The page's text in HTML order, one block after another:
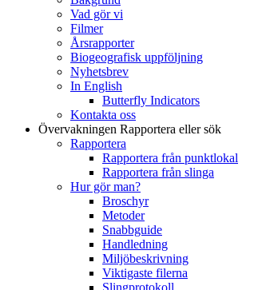
Vad gör vi
Filmer
Årsrapporter
Biogeografisk uppföljning
Nyhetsbrev
In English
Butterfly Indicators
Kontakta oss
Övervakningen Rapportera eller sök
Rapportera
Rapportera från punktlokal
Rapportera från slinga
Hur gör man?
Broschyr
Metoder
Snabbguide
Handledning
Miljöbeskrivning
Viktigaste filerna
Slingprotokoll